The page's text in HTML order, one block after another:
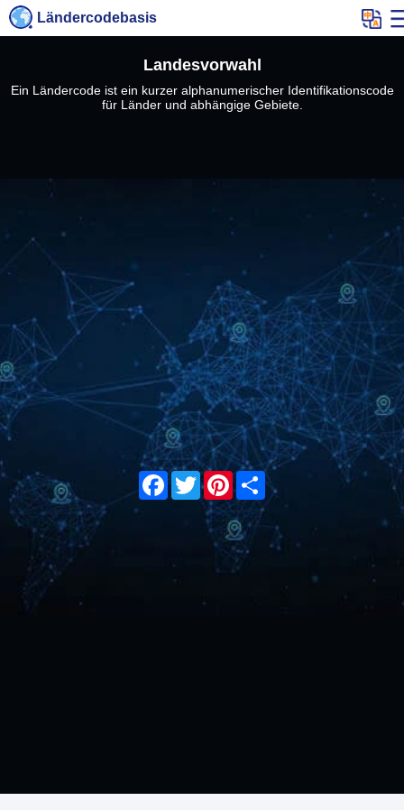
Ländercodebasis
Landesvorwahl
Ein Ländercode ist ein kurzer alphanumerischer Identifikationscode
für Länder und abhängige Gebiete.
Facebook
TwitterPinterest
Share